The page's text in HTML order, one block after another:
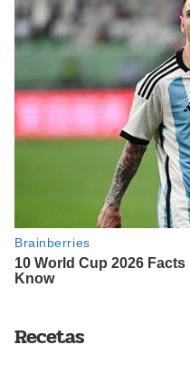
Recetas